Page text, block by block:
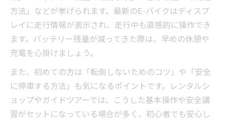
方法」などが挙げられます。最新のE-バイクはディスプ
レイに走行情報が表示され、走行中も直感的に操作でき
ます。バッテリー残量が減ってきた際は、早めの休憩や
充電を心掛けましょう。
また、初めての方は「転倒しないためのコツ」や「安全
に停車する方法」も気になるポイントです。レンタルシ
ョップやガイドツアーでは、こうした基本操作や安全講
習がセットになっている場合が多く、初心者でも安心し